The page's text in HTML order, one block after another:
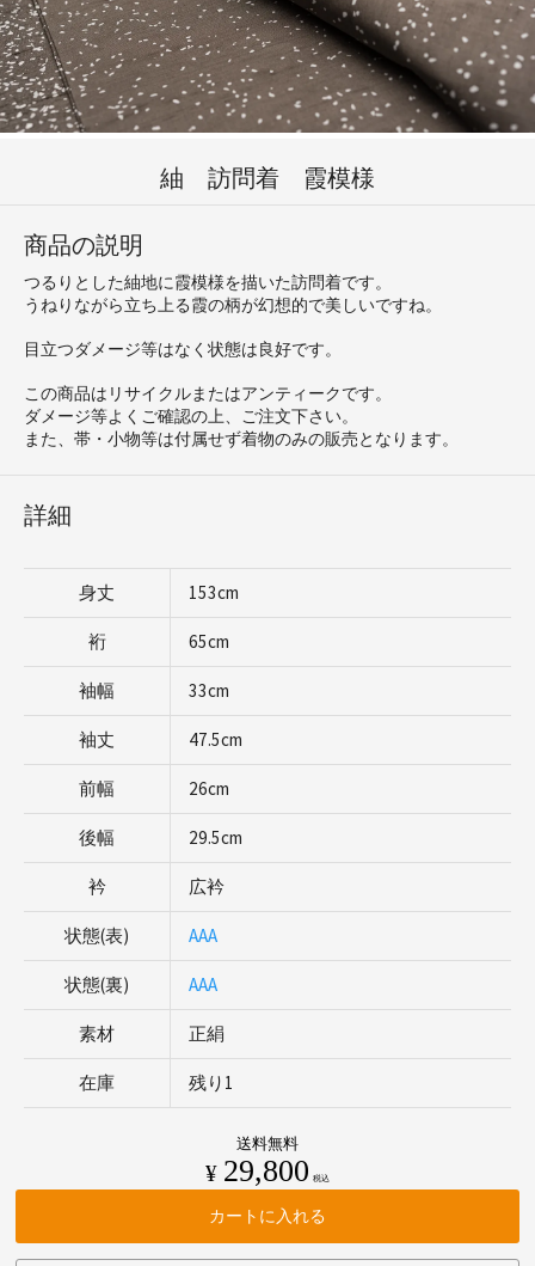
紬 訪問着 霞模様
商品の説明
つるりとした紬地に霞模様を描いた訪問着です。
うねりながら立ち上る霞の柄が幻想的で美しいですね。
目立つダメージ等はなく状態は良好です。
この商品はリサイクルまたはアンティークです。
ダメージ等よくご確認の上、ご注文下さい。
また、帯・小物等は付属せず着物のみの販売となります。
詳細
身丈 153cm
裄 65cm
袖幅 33cm
袖丈 47.5cm
前幅 26cm
後幅 29.5cm
衿 広衿
状態(表) AAA
状態(裏) AAA
素材 正絹
在庫 残り1
送料無料
¥ 29,800 税込
カートに入れる